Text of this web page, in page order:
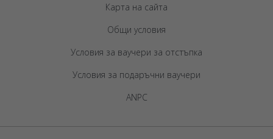
Карта на сайта
Общи условия
Условия за ваучери за отстъпка
Условия за подаръчни ваучери
ANPC